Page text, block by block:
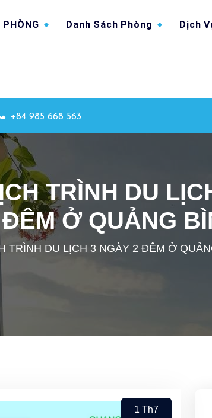
Danh Sách Phòng Dịch
+84 985 668 563
TRÌNH DU
Ở QUẢNG
TRÌNH DU LỊCH 3 NGÀY 2 ĐÊM Ở
1 Th7